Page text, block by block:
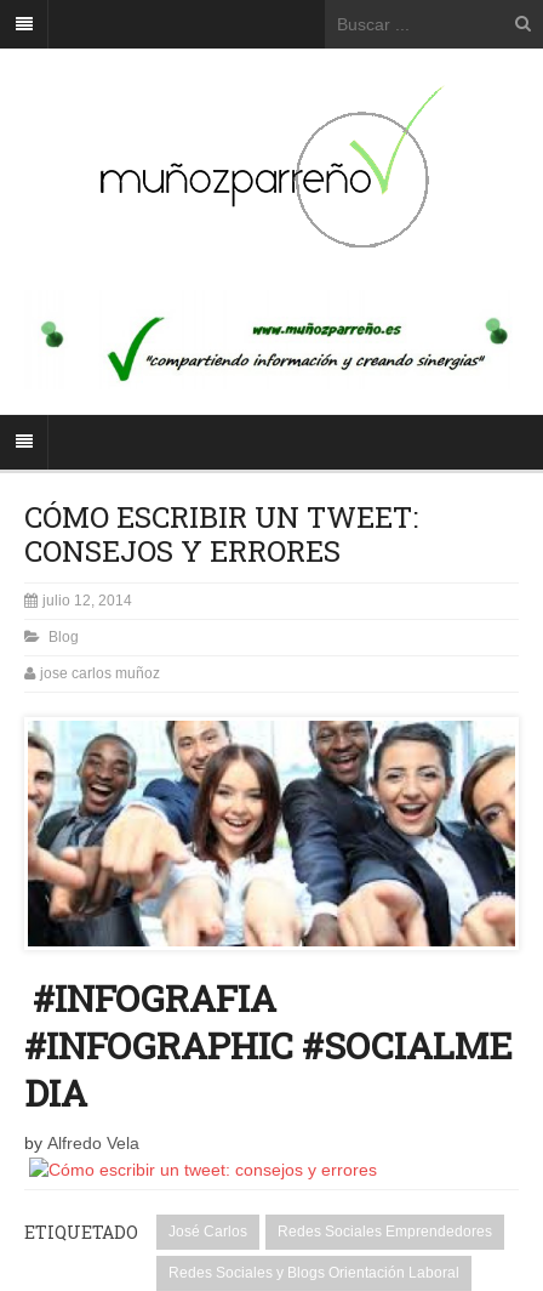
CÓMO ESCRIBIR UN TWEET:
CONSEJOS Y ERRORES
julio 12, 2014
Blog
jose carlos muñoz
#INFOGRAFIA
#INFOGRAPHIC #SOCIALME
DIA
by Alfredo Vela
ETIQUETADO José Carlos Redes Sociales Emprendedores
Redes Sociales y Blogs Orientación Laboral